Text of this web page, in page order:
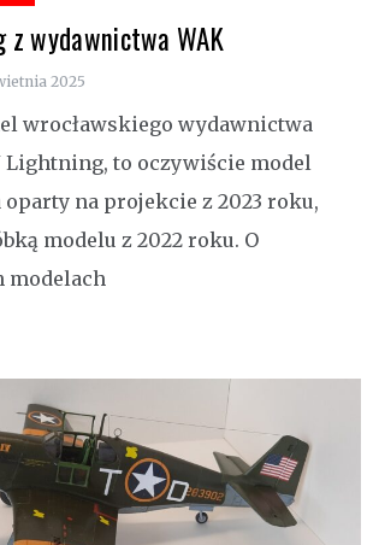
z wydawnictwa WAK
2025
wrocławskiego wydawnictwa
Lightning, to oczywiście model
oparty na projekcie z 2023 roku,
modelu z 2022 roku. O
modelach